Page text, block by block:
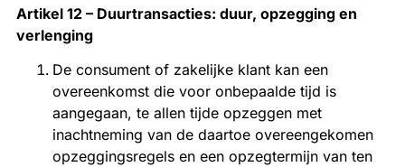
Artikel 12 – Duurtransacties: duur, opzegging en
verlenging
De consument of zakelijke klant kan een
overeenkomst die voor onbepaalde tijd is
aangegaan, te allen tijde opzeggen met
inachtneming van de daartoe overeengekomen
opzeggingsregels en een opzegtermijn van ten